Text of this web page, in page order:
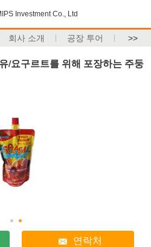
Investment Co., Ltd
회사 소개 공장 투어 >>
/요구르트를 위해 포장하는 주둥
연락처